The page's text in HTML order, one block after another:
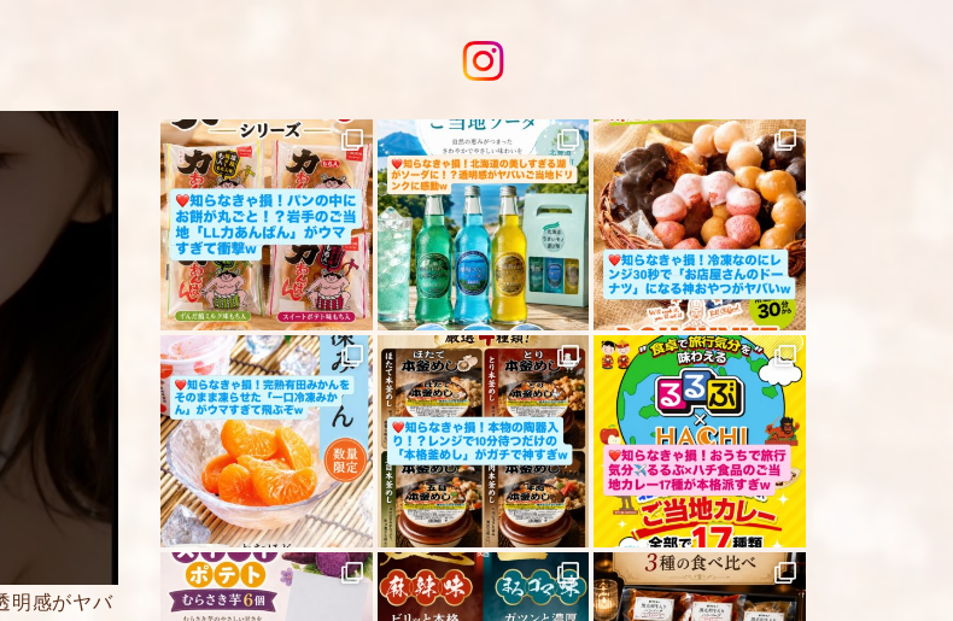
明感がヤバ